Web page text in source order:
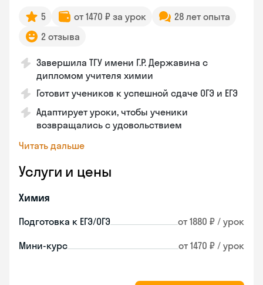
5 от 1470 ₽ за урок
28 лет опыта
2 отзыва
Завершила ТГУ имени Г.Р. Державина с
дипломом учителя химии
Готовит учеников к успешной сдаче ОГЭ и ЕГЭ
Адаптирует уроки, чтобы ученики
возвращались с удовольствием
Читать дальше
Услуги и цены
Химия
Подготовка к ЕГЭ/ОГЭ от 1880 ₽ / урок
Мини-курс от 1470 ₽ / урок